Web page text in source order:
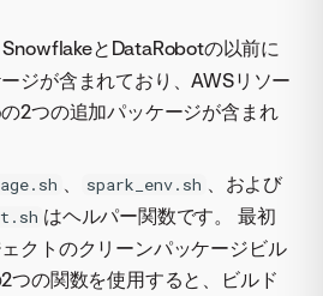
とDataRobotの以前に
ジが含まれており、AWSリソー
2つの追加パッケージが含まれ
spark_env.sh 、および
はヘルパー関数です。 最初
クトのクリーンパッケージビル
つの関数を使用すると、ビルド